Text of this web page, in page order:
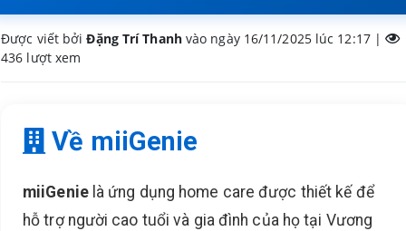
Được viết bởiĐặng Trí Thanhvào ngày 16/11/2025 lúc 12:17 |
436 lượt xem
Về miiGenie
miiGenielà ứng dụng home care được thiết kế để
hỗ trợ người cao tuổi và gia đình của họ tại Vương